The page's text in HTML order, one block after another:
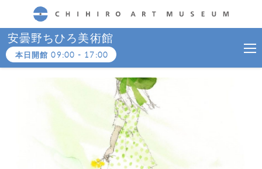
CHIHIRO ART MUSEUM
安曇野ちひろ美術館
本日開館09:00 - 17:00